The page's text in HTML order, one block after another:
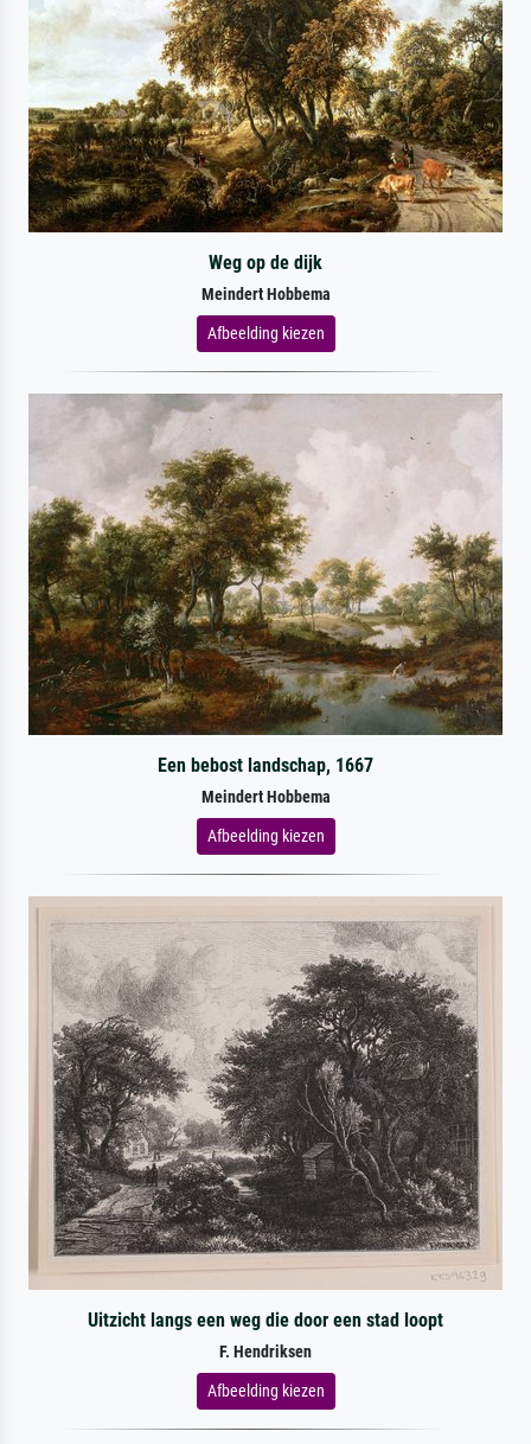
Weg op de dijk
Meindert Hobbema
Afbeelding kiezen
Een bebost landschap, 1667
Meindert Hobbema
Afbeelding kiezen
Uitzicht langs een weg die door een stad loopt
F. Hendriksen
Afbeelding kiezen